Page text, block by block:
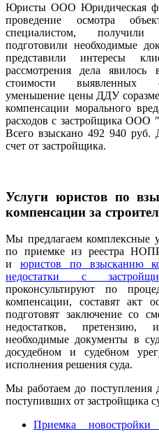
Юристы ООО Юридическая
проведение осмотра
специалистом, получили
подготовили необходимые
представили интересы
рассмотрения дела явилось
стоимости выявленных
уменьшение цены ДДУ
компенсации морального
расходов с застройщика
Всего взыскано 492 940 руб.
счет от застройщика.
Услуги юристов по
компенсации за
Мы предлагаем комплексные
по приемке из реестра
и юристов по взысканию
недостатки с
проконсультируют по
компенсации, составят акт
подготовят заключение со
недостатков,
необходимые документы в
досудебном и судебном
исполнения решения суда.
Мы работаем до поступления
поступивших от застройщика
Приемка